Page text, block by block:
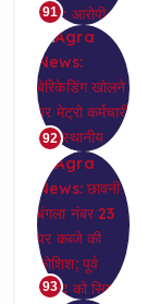
91
92
93